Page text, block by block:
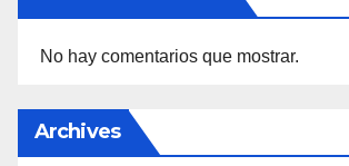
No hay comentarios que mostrar.
Archives